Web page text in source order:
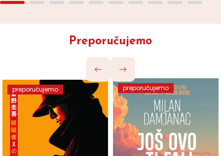
Preporučujemo
preporučujemo preporučujemo